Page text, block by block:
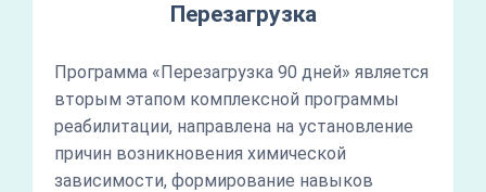
Перезагрузка
Программа «Перезагрузка 90 дней» является
вторым этапом комплексной программы
реабилитации, направлена на установление
причин возникновения химической
зависимости, формирование навыков